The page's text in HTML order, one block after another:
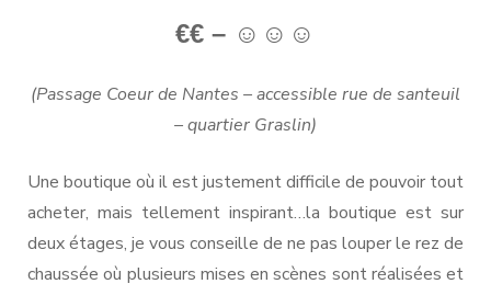
€€ – ☺ ☺☺
(Passage Coeur de Nantes – accessible rue de santeuil
– quartier Graslin)
Une boutique où il est justement difficile de pouvoir tout
acheter, mais tellement inspirant…la boutique est sur
deux étages, je vous conseille de ne pas louper le rez de
chaussée où plusieurs mises en scènes sont réalisées et